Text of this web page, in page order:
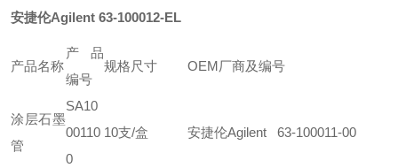
安捷伦Agilent 63-100012-EL
产品名称
产品
编号
规格尺寸 OEM厂商及编号
涂层石墨
管
SA10
00110
0
10支/盒 安捷伦Agilent 63-100011-00